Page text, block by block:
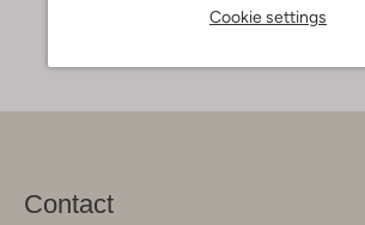
Cookie settings
Contact